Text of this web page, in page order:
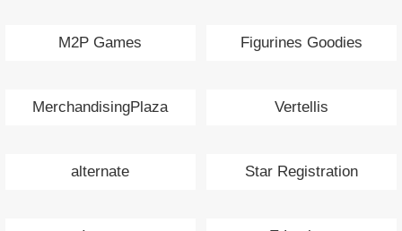
M2P Games Figurines Goodies
MerchandisingPlaza Vertellis
alternate Star Registration